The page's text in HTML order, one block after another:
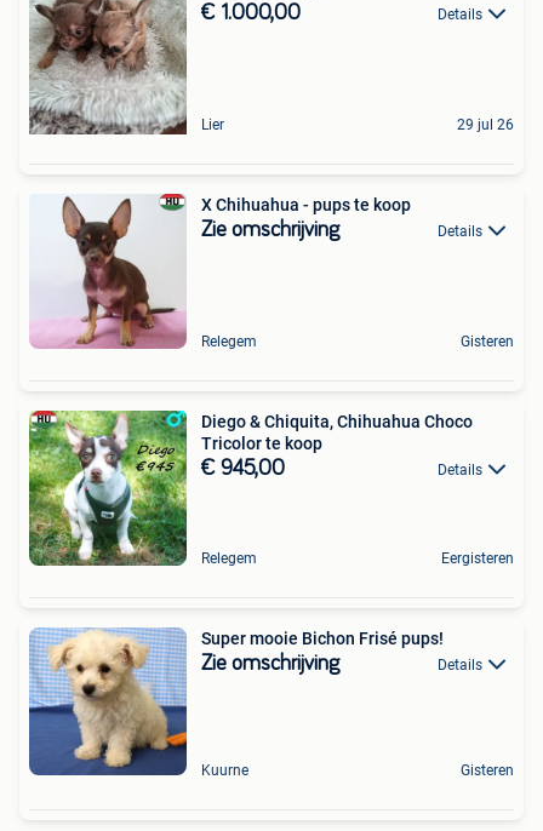
€ 1.000,00 Details
Lier 29 jul 26
X Chihuahua - pups te koop
Zie omschrijving Details
Relegem Gisteren
Diego & Chiquita, Chihuahua Choco
Tricolor te koop
€ 945,00 Details
Relegem Eergisteren
Super mooie Bichon Frisé pups!
Zie omschrijving Details
Kuurne Gisteren